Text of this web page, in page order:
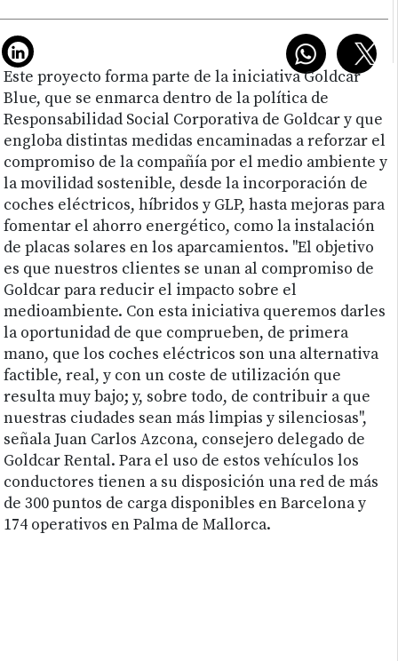
Este proyecto forma parte de la iniciativa Goldcar
Blue, que se enmarca dentro de la política de
Responsabilidad Social Corporativa de Goldcar y que
engloba distintas medidas encaminadas a reforzar el
compromiso de la compañía por el medio ambiente y
la movilidad sostenible, desde la incorporación de
coches eléctricos, híbridos y GLP, hasta mejoras para
fomentar el ahorro energético, como la instalación
de placas solares en los aparcamientos. "El objetivo
es que nuestros clientes se unan al compromiso de
Goldcar para reducir el impacto sobre el
medioambiente. Con esta iniciativa queremos darles
la oportunidad de que comprueben, de primera
mano, que los coches eléctricos son una alternativa
factible, real, y con un coste de utilización que
resulta muy bajo; y, sobre todo, de contribuir a que
nuestras ciudades sean más limpias y silenciosas",
señala Juan Carlos Azcona, consejero delegado de
Goldcar Rental. Para el uso de estos vehículos los
conductores tienen a su disposición una red de más
de 300 puntos de carga disponibles en Barcelona y
174 operativos en Palma de Mallorca.